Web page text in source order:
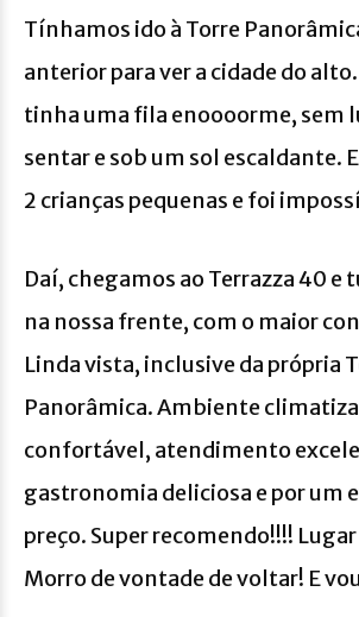
Tínhamos ido à Torre
anterior para ver a cidade do
tinha uma fila enoooorme, sem
sentar e sob um sol escaldante.
2 crianças pequenas e foi
Daí, chegamos ao Terrazza 40 e
na nossa frente, com o maior
Linda vista, inclusive da própria
Panorâmica. Ambiente
confortável, atendimento
gastronomia deliciosa e por um
preço. Super recomendo!!!!
Morro de vontade de voltar! E